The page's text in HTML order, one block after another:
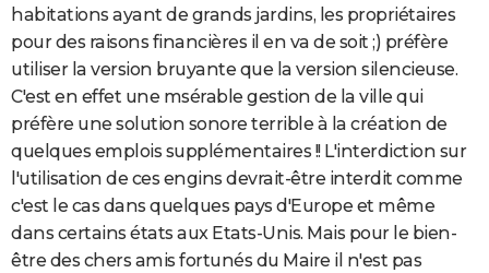
habitations ayant de grands jardins, les propriétaires
pour des raisons financières il en va de soit ;) préfère
utiliser la version bruyante que la version silencieuse.
C'est en effet une msérable gestion de la ville qui
préfère une solution sonore terrible à la création de
quelques emplois supplémentaires !! L'interdiction sur
l'utilisation de ces engins devrait-être interdit comme
c'est le cas dans quelques pays d'Europe et même
dans certains états aux Etats-Unis. Mais pour le bien-
être des chers amis fortunés du Maire il n'est pas